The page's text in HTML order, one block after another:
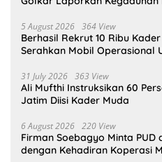
5 August 2026 364 View
Berhasil Rekrut 10 Ribu
Serahkan Mobil Operasional
31 July 2026 363 View
Ali Mufthi Instruksikan 60
Jatim Diisi Kader Muda
6 August 2026 220 View
Firman Soebagyo Minta PUD
dengan Kehadiran Koperasi